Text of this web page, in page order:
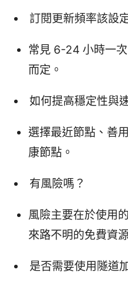
訂閱更新頻率該設
常見 6-24 小時一
而定。
如何提高穩定性與
選擇最近節點、善
康節點。
有風險嗎？
風險主要在於使用
來路不明的免費資
是否需要使用隧道